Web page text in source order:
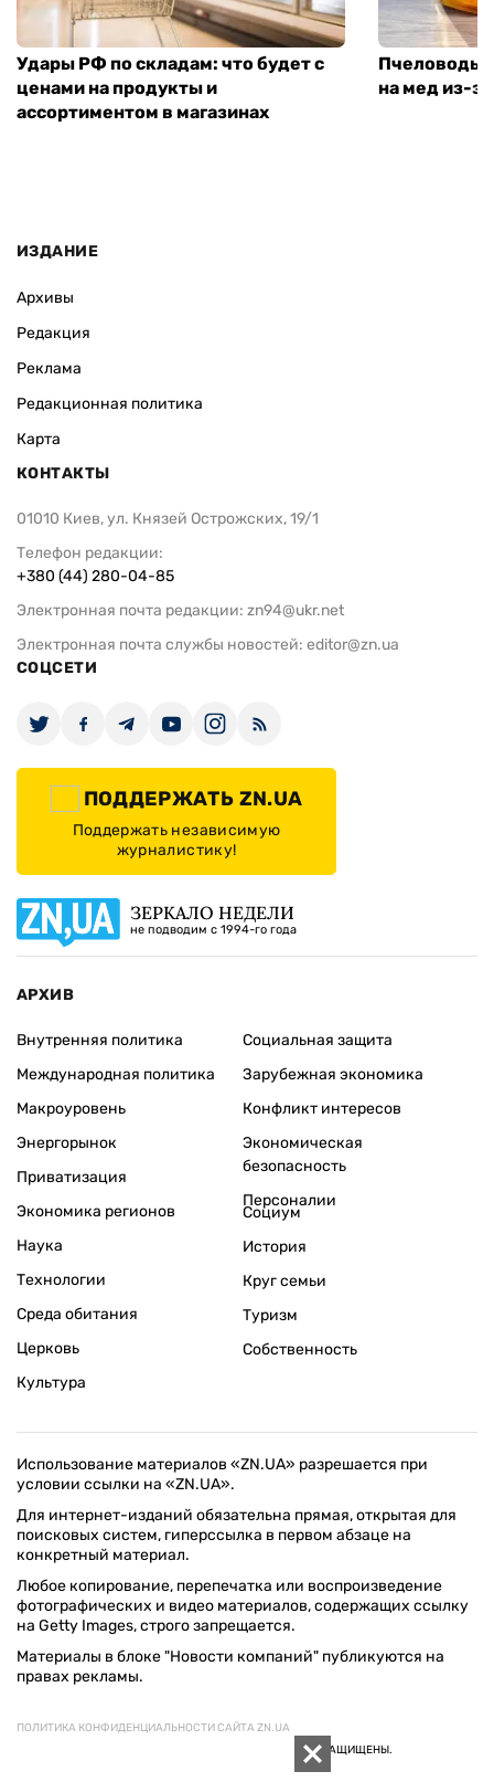
Удары РФ по складам: что будет с
ценами на продукты и
ассортиментом в магазинах
Пчеловоды
на мед из-за
ИЗДАНИЕ
Архивы
Редакция
Реклама
Редакционная политика
Карта
КОНТАКТЫ
01010 Киев, ул. Князей Острожских, 19/1
Телефон редакции:
+380 (44) 280-04-85
Электронная почта редакции: zn94@ukr.net
Электронная почта службы новостей: editor@zn.ua
СОЦСЕТИ
ПОДДЕРЖАТЬ ZN.UA
Поддержать независимую
журналистику!
ЗЕРКАЛО НЕДЕЛИ
не подводим с 1994-го года
АРХИВ
Внутренняя политика
Международная политика
Макроуровень
Энергорынок
Приватизация
Экономика регионов
Социальная защита
Зарубежная экономика
Конфликт интересов
Экономическая
безопасность
Персоналии
Наука
Технологии
Среда обитания
Церковь
Культура
Социум
История
Круг семьи
Туризм
Собственность
Использование материалов «ZN.UA» разрешается при
условии ссылки на «ZN.UA».
Для интернет-изданий обязательна прямая, открытая для
поисковых систем, гиперссылка в первом абзаце на
конкретный материал.
Любое копирование, перепечатка или воспроизведение
фотографических и видео материалов, содержащих ссылку
на Getty Images, строго запрещается.
Материалы в блоке "Новости компаний" публикуются на
правах рекламы.
ПОЛИТИКА КОНФИДЕНЦИАЛЬНОСТИ САЙТА ZN.UA
© 1994–2026 «ЗЕРКАЛО НЕДЕЛИ. УКРАИНА». ВСЕ ПРАВА ЗАЩИЩЕНЫ.